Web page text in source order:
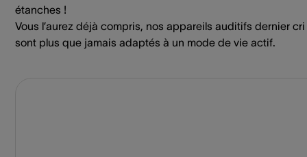
étanches !
Vous l’aurez déjà compris, nos appareils auditifs dernier cri
sont plus que jamais adaptés à un mode de vie actif.